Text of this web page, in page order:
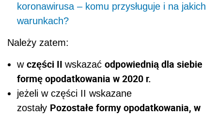
koronawirusa – komu przysługuje i na jakich
warunkach?
Należy zatem:
w części II wskazać odpowiednią dla siebie
formę opodatkowania w 2020 r.
jeżeli w części II wskazane
zostały Pozostałe formy opodatkowania, w